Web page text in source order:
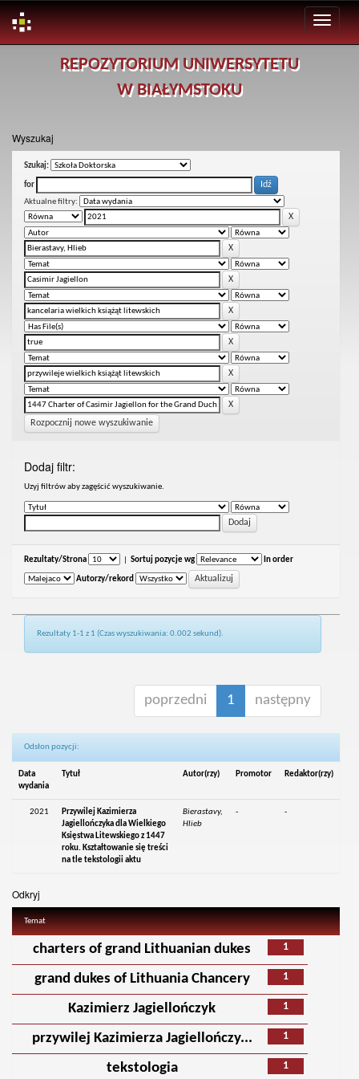
REPOZYTORIUM UNIWERSYTETU
W BIAŁYMSTOKU
Wyszukaj
Szukaj:
for
Aktualne filtry:
Rozpocznij nowe wyszukiwanie
Dodaj filtr:
Uzyj filtrów aby zagęścić wyszukiwanie.
Rezultaty/Strona Sortuj pozycje wg In order
Autorzy/rekord
Rezultaty 1-1 z 1 (Czas wyszukiwania: 0.002 sekund).
poprzedni 1 następny
Odsłon pozycji:
Data
wydania
Tytuł Autor(rzy) Promotor Redaktor(rzy)
2021
Przywilej Kazimierza
Jagiellończyka dla Wielkiego
Księstwa Litewskiego z 1447
roku. Kształtowanie się treści
na tle tekstologii aktu
Bierastavy,
Hlieb
- -
Odkryj
Temat
1
charters of grand Lithuanian dukes
1
grand dukes of Lithuania Chancery
1
Kazimierz Jagiellończyk
1
przywilej Kazimierza Jagiellończy...
1
tekstologia